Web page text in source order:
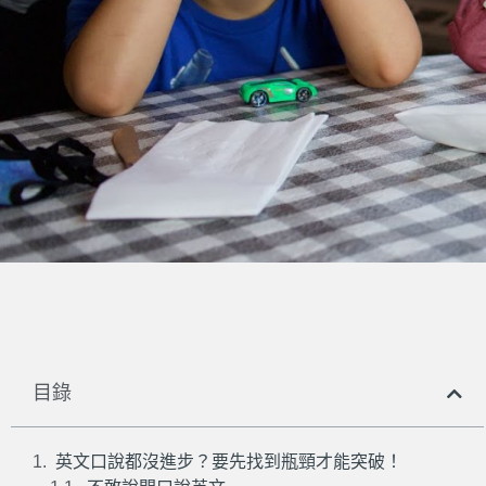
目錄
英文口說都沒進步？要先找到瓶頸才能突破！